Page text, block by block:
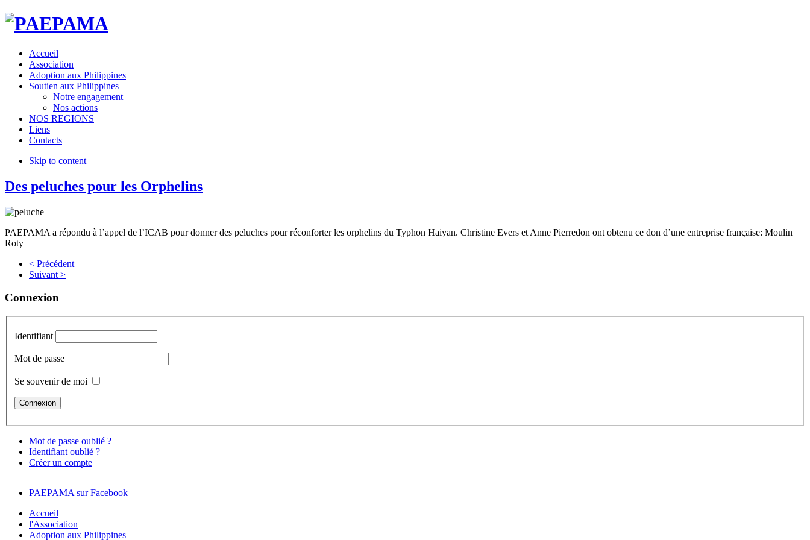
Accueil
Association
Adoption aux Philippines
Soutien aux Philippines
Notre engagement
Nos actions
NOS REGIONS
Liens
Contacts
Skip to content
Des peluches pour les Orphelins
PAEPAMA a répondu à l’appel de l’ICAB pour donner des peluches pour réconforter les orphelins du Typhon Haiyan. Christine Evers et Anne Pierredon ont obtenu ce don d’une entreprise française: Moulin
Roty
< Précédent
Suivant >
Connexion
Identifiant
Mot de passe
Se souvenir de moi
Mot de passe oublié ?
Identifiant oublié ?
Créer un compte
PAEPAMA sur Facebook
Accueil
l'Association
Adoption aux Philippines